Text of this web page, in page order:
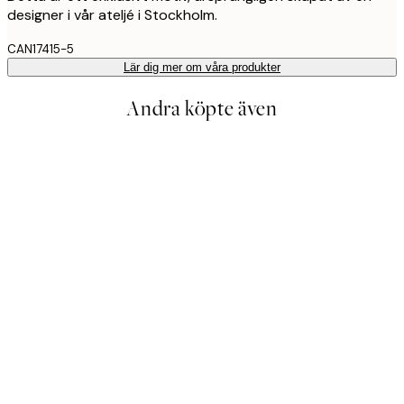
designer i vår ateljé i Stockholm.
CAN17415-5
Lär dig mer om våra produkter
Andra köpte även